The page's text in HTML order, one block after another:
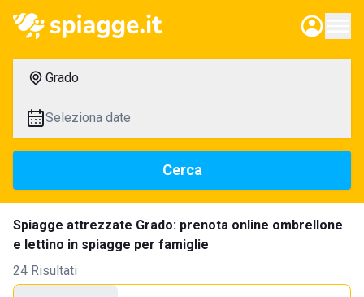
Grado
Seleziona date
Cerca
Spiagge attrezzate Grado: prenota online ombrellone
e lettino in spiagge per famiglie
24 Risultati